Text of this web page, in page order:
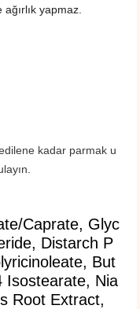
yapmaz.
kadar parmak u
Caprate, Glyc
Distarch P
But
Isostearate, Nia
Root Extract,